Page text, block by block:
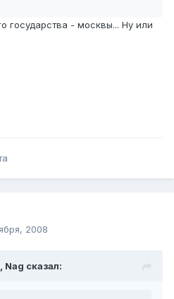
государства - москвы... Ну или
2008
сказал: